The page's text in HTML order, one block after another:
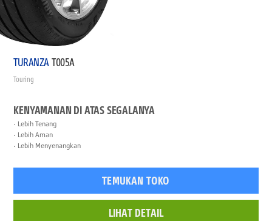
TURANZAT005A
Touring
KENYAMANAN DI ATAS SEGALANYA
Lebih Tenang
Lebih Aman
Lebih Menyenangkan
TEMUKAN TOKO
LIHAT DETAIL